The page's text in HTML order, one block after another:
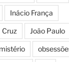
Inácio França
Cruz João Paulo